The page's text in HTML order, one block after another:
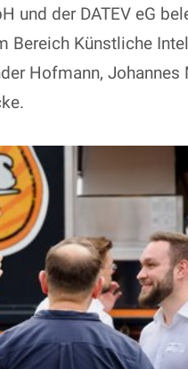
und der DATEV eG
Bereich Künstliche
Hofmann,